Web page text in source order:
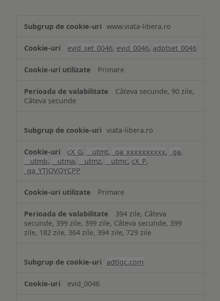
www.viata-libera.ro
evid_set_0046, evid_0046, adptset_0046
Primare
Câteva secunde, 90 zile,
Câteva secunde
viata-libera.ro
cX_G, __utmt, _ga_xxxxxxxxxx, _ga,
__utmb, __utma, __utmz, __utmc, cX_P,
_ga_YTJQVQYCPP
Primare
394 zile, Câteva
secunde, 399 zile, 399 zile, Câteva secunde, 399
zile, 182 zile, 364 zile, 394 zile, 729 zile
adtlgc.com
evid_0046